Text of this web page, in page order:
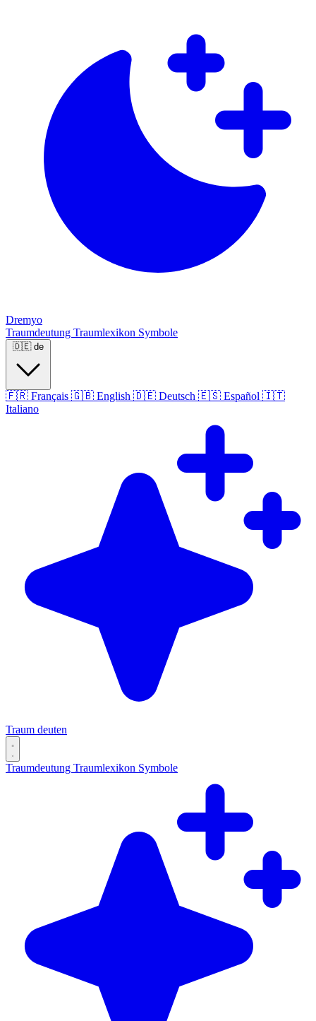
Dremyo
Traumdeutung Traumlexikon Symbole
🇩🇪 de
🇫🇷 Français 🇬🇧 English 🇩🇪 Deutsch 🇪🇸 Español 🇮🇹
Italiano
Traum deuten
Traumdeutung Traumlexikon Symbole